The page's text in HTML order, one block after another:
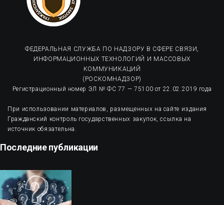
ФЕДЕРАЛЬНАЯ СЛУЖБА ПО НАДЗОРУ В СФЕРЕ СВЯЗИ,
ИНФОРМАЦИОННЫХ ТЕХНОЛОГИЙ И МАССОВЫХ
КОММУНИКАЦИЙ
(РОСКОМНАДЗОР)
Регистрационный номер ЭЛ № ФС 77 — 75100 от 22.02.2019 года
При использовании материалов, размещенных на сайте издания
Гражданский контроль государственных закупок, ссылка на
источник обязательна.
Последние публикации